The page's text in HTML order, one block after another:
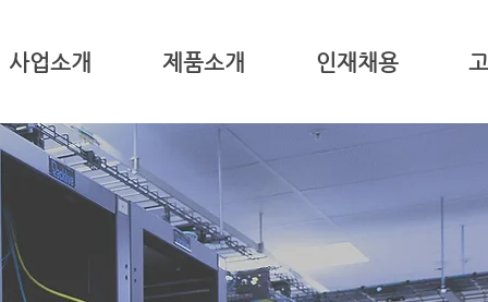
사업소개 제품소개 인재채용